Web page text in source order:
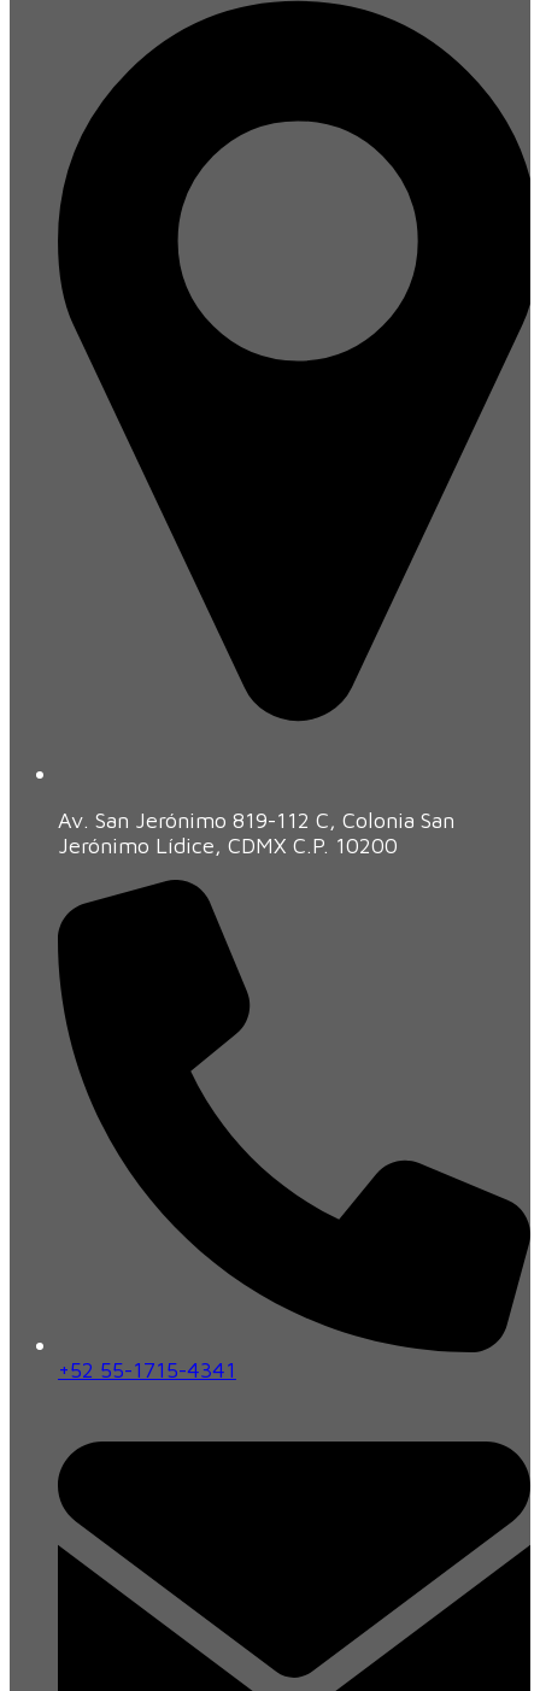
Av. San Jerónimo 819-112 C, Colonia San
Jerónimo Lídice, CDMX C.P. 10200
+52 55-1715-4341